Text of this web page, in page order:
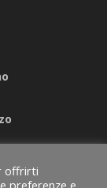
offrirti
preferenze e